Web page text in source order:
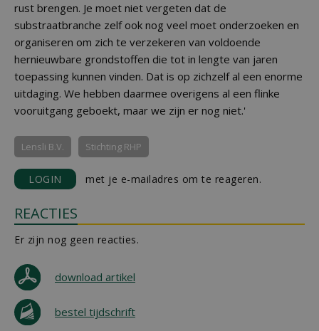
rust brengen. Je moet niet vergeten dat de
substraatbranche zelf ook nog veel moet onderzoeken en
organiseren om zich te verzekeren van voldoende
hernieuwbare grondstoffen die tot in lengte van jaren
toepassing kunnen vinden. Dat is op zichzelf al een enorme
uitdaging. We hebben daarmee overigens al een flinke
vooruitgang geboekt, maar we zijn er nog niet.'
Lensli B.V. Stichting RHP
LOGIN met je e-mailadres om te reageren.
REACTIES
Er zijn nog geen reacties.
download artikel
bestel tijdschrift